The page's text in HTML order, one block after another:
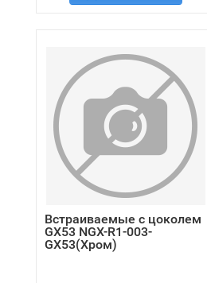
Встраиваемые с цоколем
GX53 NGX-R1-003-
GX53(Хром)